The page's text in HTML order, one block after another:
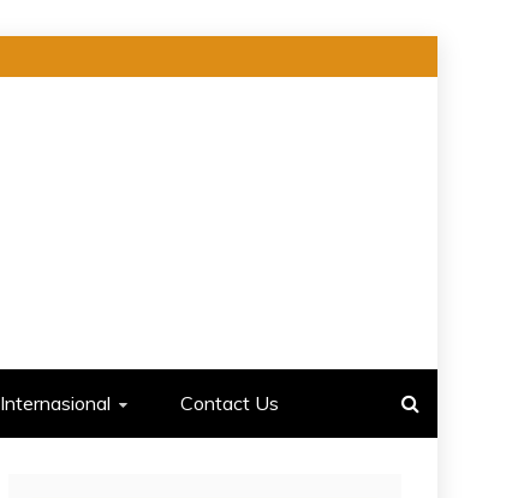
Internasional Contact Us